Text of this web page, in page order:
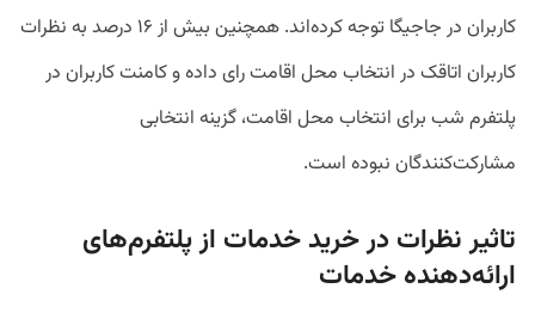
کاربران در جاجیگا توجه کرده‌اند. همچنین بیش از ۱۶ درصد به نظرات
کاربران اتاقک در انتخاب محل اقامت رای داده و کامنت کاربران در
پلتفرم شب برای انتخاب محل اقامت، گزینه انتخابی
مشارکت‌کنندگان نبوده است.
تاثیر نظرات در خرید خدمات از پلتفرم‌های
ارائه‌دهنده خدمات